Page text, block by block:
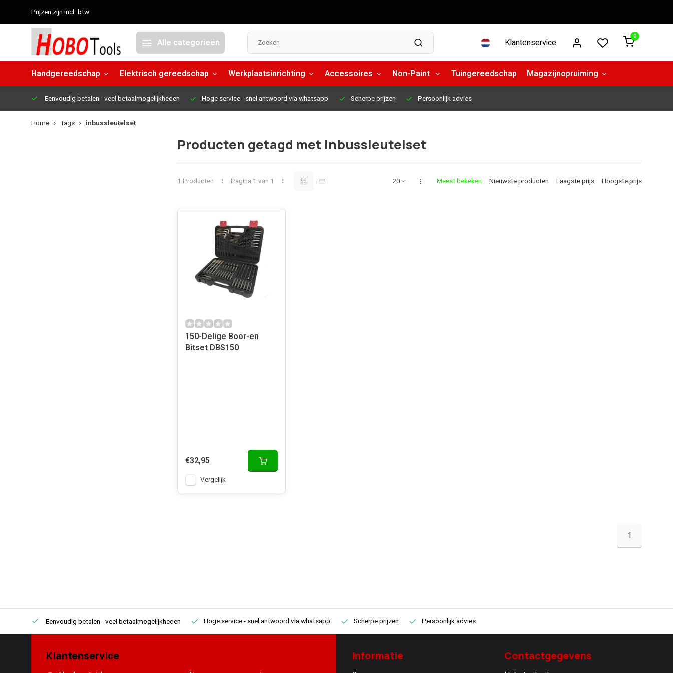
Prijzen zijn incl. btw
Alle categorieën Klantenservice
0
Handgereedschap Elektrisch gereedschap Werkplaatsinrichting Accessoires Non-Paint Tuingereedschap Magazijnopruiming
Eenvoudig betalen - veel betaalmogelijkheden Hoge service- snel antwoord via whatsapp Scherpe prijzen Persoonlijk advies
Home Tags inbussleutelset
Producten getagd met inbussleutelset
1 Producten Pagina 1 van 1 Meest bekeken Nieuwste producten Laagste prijs Hoogste prijs
150-Delige Boor-en
Bitset DBS150
€32,95
Vergelijk
1
Eenvoudig betalen - veel betaalmogelijkheden Hoge service- snel antwoord via whatsapp Scherpe prijzen Persoonlijk advies
Klantenservice Informatie Contactgegevens